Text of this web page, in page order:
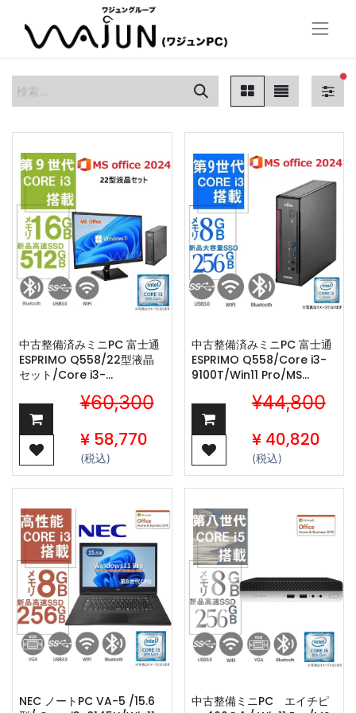
中古整備済みミニPC 富士通
ESPRIMO Q558/22型液晶
セット/Core i3-
Office 2024
/WIFI/Bluetooth/16GB/512GB
SSD
¥60,300
¥ 58,770
(税込)
中古整備済みミニPC 富士通
ESPRIMO Q558/Core i3-
9100T/Win11 Pro/MS
/WIFI/Bluetooth/8GB/256GB
SSD
¥44,800
¥ 40,820
(税込)
NEC ノートPC VA-5 /15.6
中古整備ミニPC エイチピ